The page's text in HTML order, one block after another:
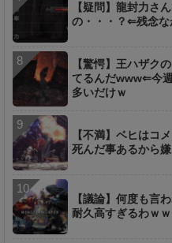
【疑問】龍封力さ
の・・・？⇐残念な
【驚愕】王ハザク
てるんだwww⇐今
多いだけｗ
【不満】ベヒはコ
死んだ事あるから
【議論】何度も言
耐久高すぎるわｗ